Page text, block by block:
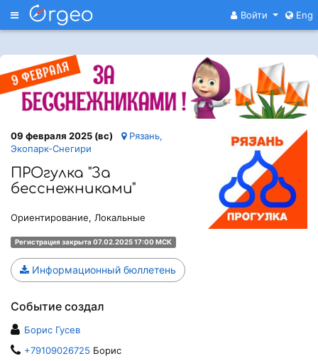
Меню Войти Eng
09 февраля 2025 (вс)
Рязань,
Экопарк-Снегири
ПРОгулка "За
бесснежниками"
Ориентирование, Локальные
Регистрация закрыта 07.02.2025 17:00 МСК
Информационный бюллетень
Событие создал
Борис Гусев
+79109026725 Борис